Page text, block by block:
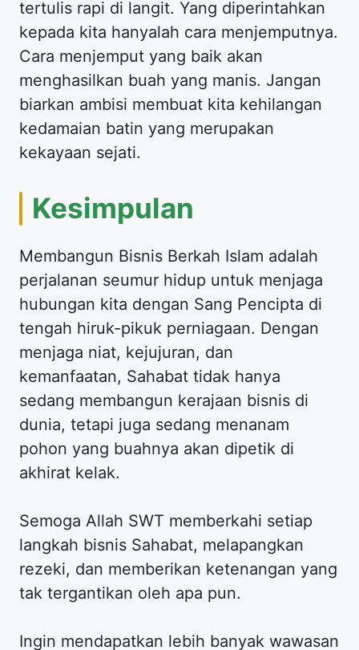
tertulis rapi di langit. Yang diperintahkan
kepada kita hanyalah cara menjemputnya.
Cara menjemput yang baik akan
menghasilkan buah yang manis. Jangan
biarkan ambisi membuat kita kehilangan
kedamaian batin yang merupakan
kekayaan sejati.
Kesimpulan
Membangun Bisnis Berkah Islam adalah
perjalanan seumur hidup untuk menjaga
hubungan kita dengan Sang Pencipta di
tengah hiruk-pikuk perniagaan. Dengan
menjaga niat, kejujuran, dan
kemanfaatan, Sahabat tidak hanya
sedang membangun kerajaan bisnis di
dunia, tetapi juga sedang menanam
pohon yang buahnya akan dipetik di
akhirat kelak.
Semoga Allah SWT memberkahi setiap
langkah bisnis Sahabat, melapangkan
rezeki, dan memberikan ketenangan yang
tak tergantikan oleh apa pun.
Ingin mendapatkan lebih banyak wawasan